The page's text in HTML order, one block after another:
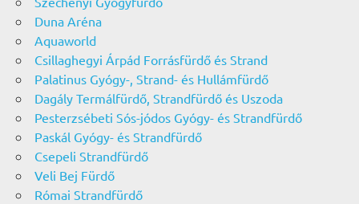
Duna Aréna
Aquaworld
Csillaghegyi Árpád Forrásfürdő és Strand
Palatinus Gyógy-, Strand- és Hullámfürdő
Dagály Termálfürdő, Strandfürdő és Uszoda
Pesterzsébeti Sós-jódos Gyógy- és Strandfürdő
Paskál Gyógy- és Strandfürdő
Csepeli Strandfürdő
Veli Bej Fürdő
Római Strandfürdő